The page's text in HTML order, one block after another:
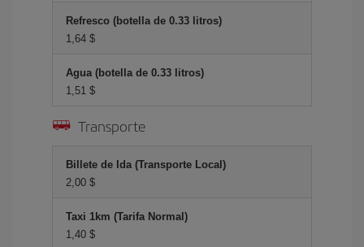
Refresco (botella de 0.33 litros)
1,64 $
Agua (botella de 0.33 litros)
1,51 $
Transporte
Billete de Ida (Transporte Local)
2,00 $
Taxi 1km (Tarifa Normal)
1,40 $